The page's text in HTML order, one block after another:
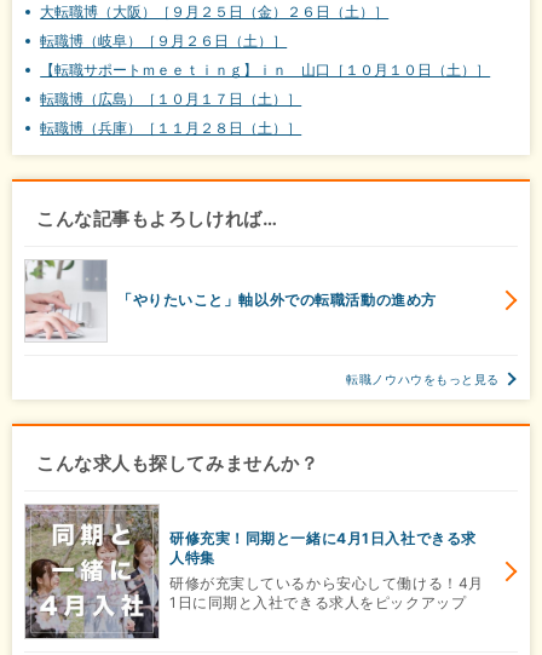
大転職博（大阪）［９月２５日（金）２６日（土）］
転職博（岐阜）［９月２６日（土）］
【転職サポートｍｅｅｔｉｎｇ】ｉｎ 山口［１０月１０日（土）］
転職博（広島）［１０月１７日（土）］
転職博（兵庫）［１１月２８日（土）］
こんな記事もよろしければ…
「やりたいこと」軸以外での転職活動の進め方
転職ノウハウをもっと見る
こんな求人も探してみませんか？
研修充実！同期と一緒に4月1日入社できる求
人特集
研修が充実しているから安心して働ける！4月
1日に同期と入社できる求人をピックアップ